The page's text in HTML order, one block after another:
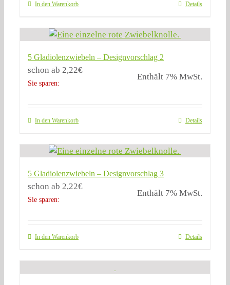
In den Warenkorb Details
5 Gladiolenzwiebeln – Designvorschlag 2
schon ab 2,22€
Sie sparen:
Enthält 7% MwSt.
In den Warenkorb Details
5 Gladiolenzwiebeln – Designvorschlag 3
schon ab 2,22€
Sie sparen:
Enthält 7% MwSt.
In den Warenkorb Details